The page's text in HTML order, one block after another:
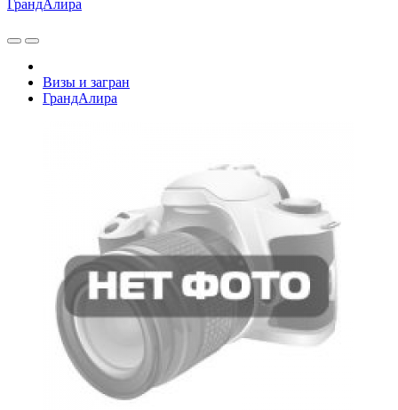
ГрандАлира
Визы и загран
ГрандАлира